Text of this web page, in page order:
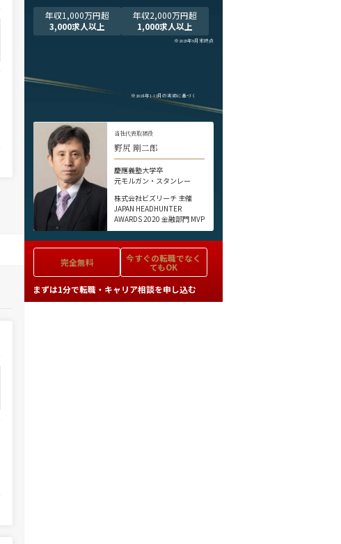
年収1,000万円超
3,000求人以上
年収2,000万円超
1,000求人以上
※2025年9月末時点
※2024年1-12月の実績に基づく
当社代表取締役
野尻 剛二郎
慶應義塾大学卒
元モルガン・スタンレー
株式会社ビズリーチ 主催
JAPAN HEADHUNTER
AWARDS 2020 金融部門 MVP
完全無料 今すぐの転職でなく
てもOK
まずは1分で転職・キャリア相談を申し込む